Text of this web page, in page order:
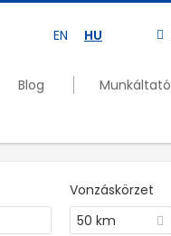
EN HU
Blog
Vonzáskörzet
50 km